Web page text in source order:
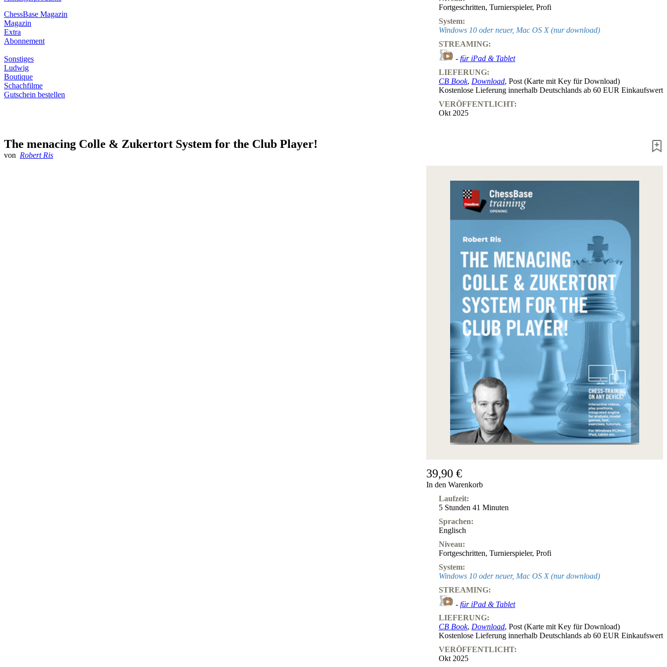
Fortgeschritten, Turnierspieler, Profi
System:
Windows 10 oder neuer, Mac OS X (nur download)
STREAMING:
- für iPad & Tablet
LIEFERUNG:
CB Book, Download, Post (Karte mit Key für Download)
Kostenlose Lieferung innerhalb Deutschlands ab 60 EUR Einkaufswert
VERÖFFENTLICHT:
Okt 2025
The menacing Colle & Zukertort System for the Club Player!
von Robert Ris
39,90 €
In den Warenkorb
Laufzeit:
5 Stunden 41 Minuten
Sprachen:
Englisch
Niveau:
Fortgeschritten, Turnierspieler, Profi
System:
Windows 10 oder neuer, Mac OS X (nur download)
STREAMING:
- für iPad & Tablet
LIEFERUNG:
CB Book, Download, Post (Karte mit Key für Download)
Kostenlose Lieferung innerhalb Deutschlands ab 60 EUR Einkaufswert
VERÖFFENTLICHT:
Okt 2025
ChessBase Magazin
Magazin
Extra
Abonnement
Sonstiges
Ludwig
Boutique
Schachfilme
Gutschein bestellen